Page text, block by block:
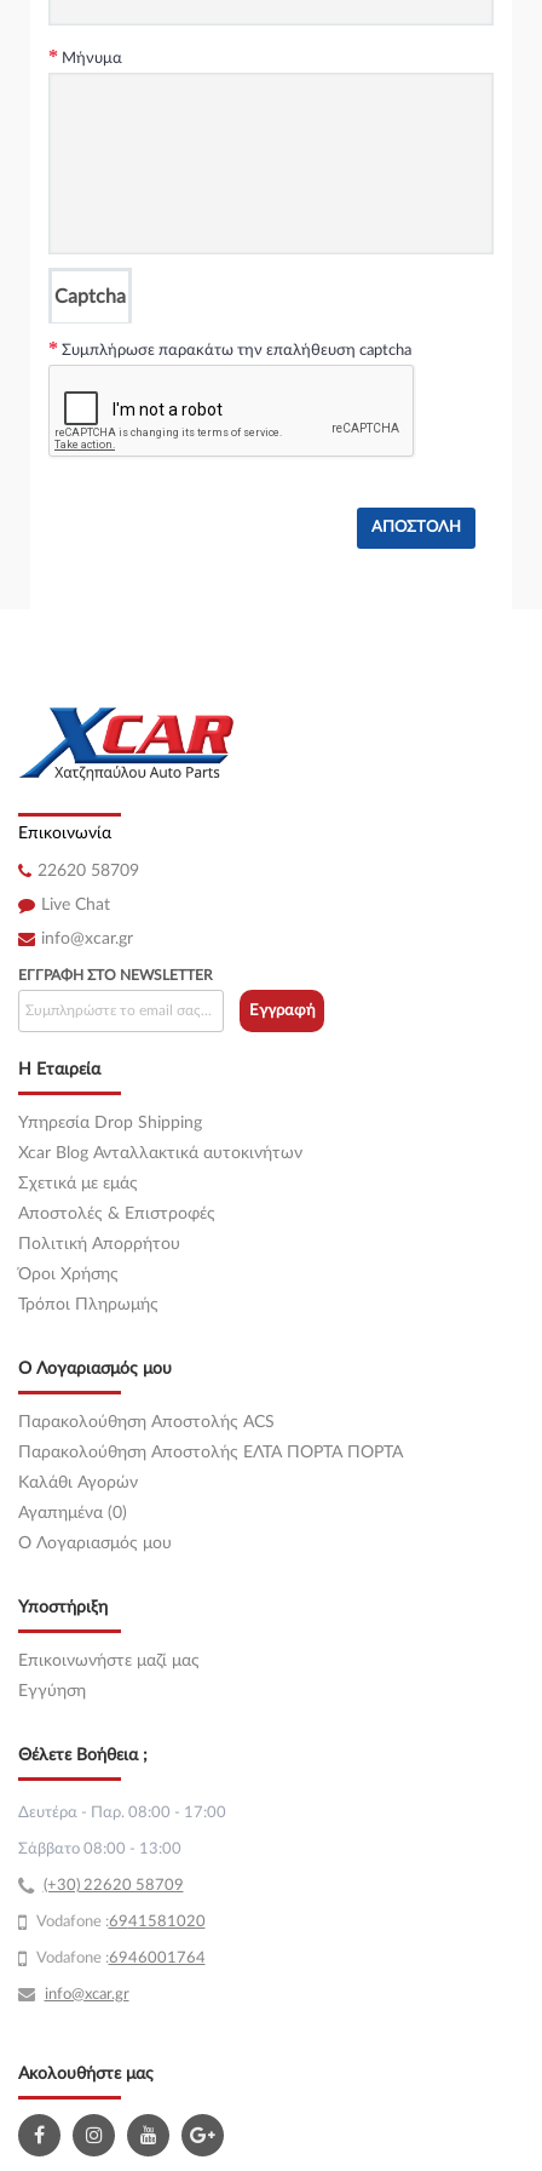
Μήνυμα
Captcha
Συμπλήρωσε παρακάτω την επαλήθευση captcha
Επικοινωνία
22620 58709
Live Chat
info@xcar.gr
Η Εταιρεία
Υπηρεσία Drop Shipping
Xcar Blog Ανταλλακτικά αυτοκινήτων
Σχετικά με εμάς
Αποστολές & Επιστροφές
Πολιτική Απορρήτου
Όροι Χρήσης
Τρόποι Πληρωμής
Ο Λογαριασμός μου
Παρακολούθηση Αποστολής ACS
Παρακολούθηση Αποστολής ΕΛΤΑ ΠΟΡΤΑ ΠΟΡΤΑ
Καλάθι Αγορών
Αγαπημένα (0)
O Λογαριασμός μου
Υποστήριξη
Επικοινωνήστε μαζί μας
Εγγύηση
ΕΓΓΡΑΦΉ ΣΤΟ NEWSLETTER
Εγγραφή
Θέλετε Βοήθεια ;
Δευτέρα - Παρ. 08:00 - 17:00
Σάββατο 08:00 - 13:00
(+30) 22620 58709
Vodafone :6941581020
Vodafone :6946001764
info@xcar.gr
Ακολουθήστε μας